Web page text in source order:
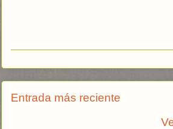
Entrada más reciente